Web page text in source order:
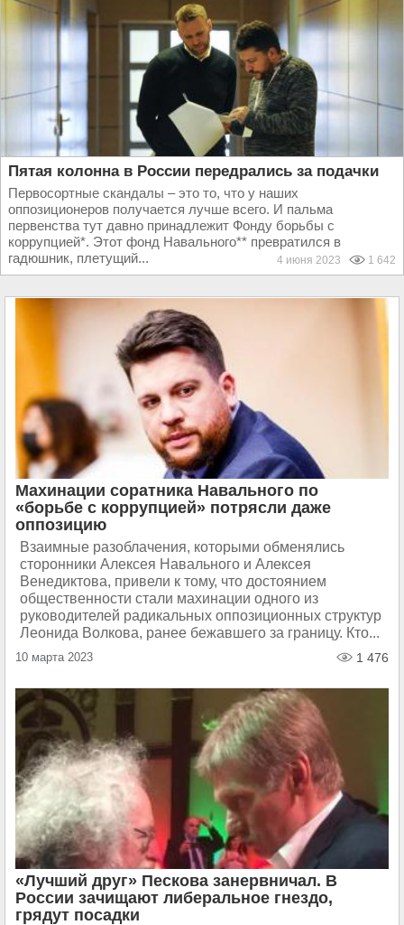
Пятая колонна в России передрались за подачки
Первосортные скандалы – это то, что у наших
оппозиционеров получается лучше всего. И пальма
первенства тут давно принадлежит Фонду борьбы с
коррупцией*. Этот фонд Навального** превратился в
гадюшник, плетущий...
4 июня 2023 1 642
Махинации соратника Навального по
«борьбе с коррупцией» потрясли даже
оппозицию
Взаимные разоблачения, которыми обменялись
сторонники Алексея Навального и Алексея
Венедиктова, привели к тому, что достоянием
общественности стали махинации одного из
руководителей радикальных оппозиционных структур
Леонида Волкова, ранее бежавшего за границу. Кто...
10 марта 2023 1 476
«Лучший друг» Пескова занервничал. В
России зачищают либеральное гнездо,
грядут посадки